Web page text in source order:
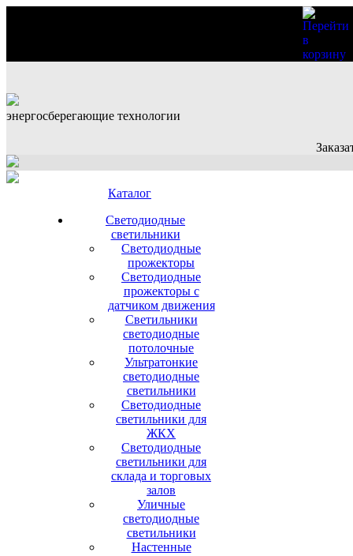
энергосберегающие технологии
Каталог
Светодиодные
светильники
Светодиодные
прожекторы
Светодиодные
прожекторы с
датчиком движения
Светильники
светодиодные
потолочные
Ультратонкие
светодиодные
светильники
Светодиодные
светильники для
ЖКХ
Светодиодные
светильники для
склада и торговых
залов
Уличные
светодиодные
светильники
Настенные